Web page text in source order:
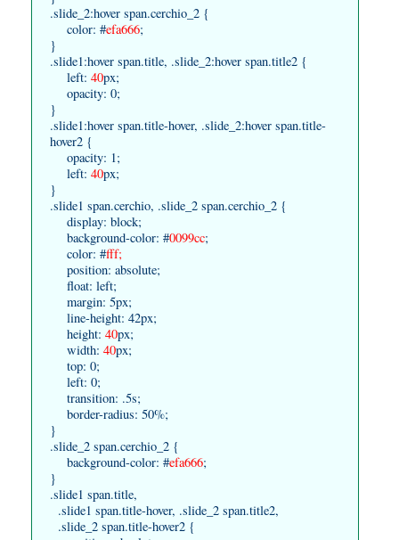
.slide_2:hover span.cerchio_2 {
color: #efa666;
}
.slide1:hover span.title, .slide_2:hover span.title2 {
left: 40px;
opacity: 0;
}
.slide1:hover span.title-hover, .slide_2:hover span.title-
hover2 {
opacity: 1;
left: 40px;
}
.slide1 span.cerchio, .slide_2 span.cerchio_2 {
display: block;
background-color: #0099cc;
color: #fff;
position: absolute;
float: left;
margin: 5px;
line-height: 42px;
height: 40px;
width: 40px;
top: 0;
left: 0;
transition: .5s;
border-radius: 50%;
}
.slide_2 span.cerchio_2 {
background-color: #efa666;
}
.slide1 span.title,
.slide1 span.title-hover, .slide_2 span.title2,
.slide_2 span.title-hover2 {